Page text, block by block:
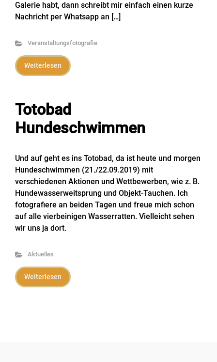
Galerie habt, dann schreibt mir einfach einen kurze
Nachricht per Whatsapp an […]
Veranstaltungsfotografie
Weiterlesen
Totobad
Hundeschwimmen
Und auf geht es ins Totobad, da ist heute und morgen
Hundeschwimmen (21./22.09.2019) mit
verschiedenen Aktionen und Wettbewerben, wie z. B.
Hundewasserweitsprung und Objekt-Tauchen. Ich
fotografiere an beiden Tagen und freue mich schon
auf alle vierbeinigen Wasserratten. Vielleicht sehen
wir uns ja dort.
Aktuelles
Weiterlesen